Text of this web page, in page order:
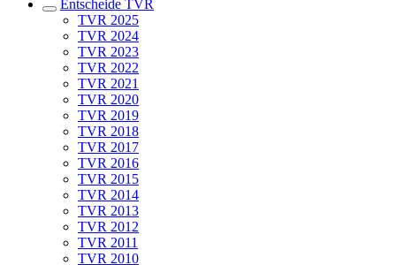
Entscheide TVR
TVR 2025
TVR 2024
TVR 2023
TVR 2022
TVR 2021
TVR 2020
TVR 2019
TVR 2018
TVR 2017
TVR 2016
TVR 2015
TVR 2014
TVR 2013
TVR 2012
TVR 2011
TVR 2010